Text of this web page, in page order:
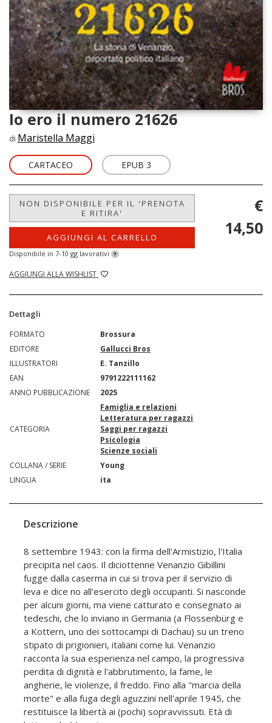
Io ero il numero 21626
di Maristella Maggi
CARTACEO EPUB 3
NON DISPONIBILE PER IL 'PRENOTA
E RITIRA'
AGGIUNGI AL CARRELLO
Disponibile in 7-10 gg lavorativi ?
AGGIUNGI ALLA WISHLIST
€
14,50
Dettagli
FORMATO
Brossura
EDITORE
Gallucci Bros
ILLUSTRATORI
E. Tanzillo
EAN
9791222111162
ANNO PUBBLICAZIONE
2025
CATEGORIA
Famiglia e relazioni
Letteratura per ragazzi
Saggi per ragazzi
Psicologia
Scienze sociali
COLLANA / SERIE
Young
LINGUA
ita
Descrizione
8 settembre 1943: con la firma dell'Armistizio, l'Italia
precipita nel caos. Il diciottenne Venanzio Gibillini
fugge dalla caserma in cui si trova per il servizio di
leva e dice no all'esercito degli occupanti. Si nasconde
per alcuni giorni, ma viene catturato e consegnato ai
tedeschi, che lo inviano in Germania (a Flossenbürg e
a Kottern, uno dei sottocampi di Dachau) su un treno
stipato di prigionieri, italiani come lui. Venanzio
racconta la sua esperienza nel campo, la progressiva
perdita di dignità e l'abbrutimento, la fame, le
angherie, le violenze, il freddo. Fino alla "marcia della
morte" e alla fuga degli aguzzini nell'aprile 1945, che
restituisce la libertà ai (pochi) sopravvissuti. Età di